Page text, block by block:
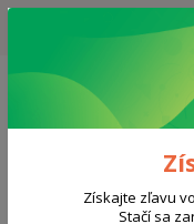
UPOZORNENIE:
0908 777 700 Po-So:
Získajte zľavu
Stačí sa